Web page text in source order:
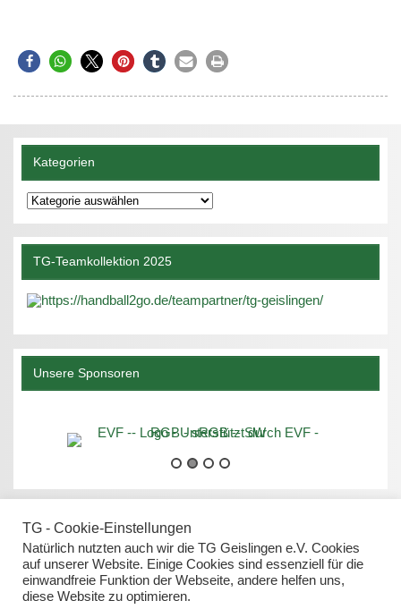
Kategorien
Kategorien
TG-Teamkollektion 2025
Unsere Sponsoren
Datenschutz
TG - Cookie-Einstellungen
Natürlich nutzten auch wir die TG Geislingen e.V. Cookies
auf unserer Website. Einige Cookies sind essenziell für die
einwandfreie Funktion der Webseite, andere helfen uns,
diese Website zu optimieren.